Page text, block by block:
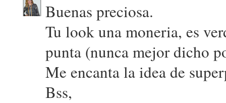
Buenas preciosa.
Tu look una moneria, es
punta (nunca mejor dicho
Me encanta la idea de
Bss,